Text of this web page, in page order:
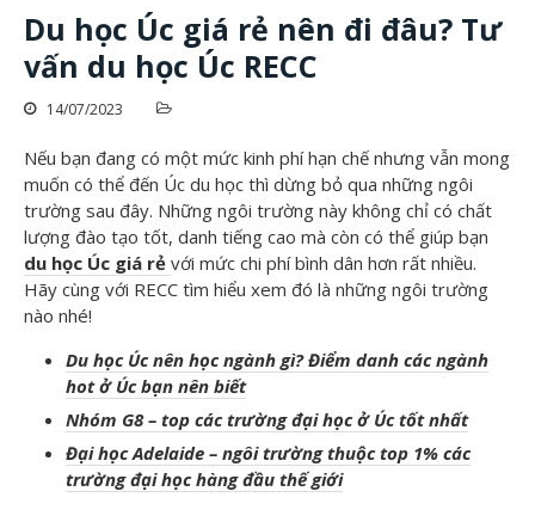
Giới thiệu
Du học
Tin tức
Du học Úc giá rẻ nên đi đâu? Tư
vấn du học Úc RECC
14/07/2023
Nếu bạn đang có một mức kinh phí hạn chế nhưng vẫn mong
muốn có thể đến Úc du học thì dừng bỏ qua những ngôi
trường sau đây. Những ngôi trường này không chỉ có chất
lượng đào tạo tốt, danh tiếng cao mà còn có thể giúp bạn
du học Úc giá rẻ với mức chi phí bình dân hơn rất nhiều.
Hãy cùng với RECC tìm hiểu xem đó là những ngôi trường
nào nhé!
Du học Úc nên học ngành gì? Điểm danh các ngành
hot ở Úc bạn nên biết
Nhóm G8 – top các trường đại học ở Úc tốt nhất
Đại học Adelaide – ngôi trường thuộc top 1% các
trường đại học hàng đầu thế giới